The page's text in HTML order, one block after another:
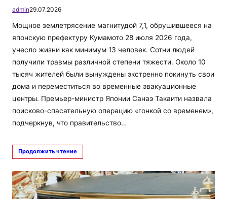
admin29.07.2026
Мощное землетрясение магнитудой 7,1, обрушившееся на
японскую префектуру Кумамото 28 июля 2026 года,
унесло жизни как минимум 13 человек. Сотни людей
получили травмы различной степени тяжести. Около 10
тысяч жителей были вынуждены экстренно покинуть свои
дома и переместиться во временные эвакуационные
центры. Премьер-министр Японии Санаэ Такаити назвала
поисково-спасательную операцию «гонкой со временем»,
подчеркнув, что правительство…
Продолжить чтение